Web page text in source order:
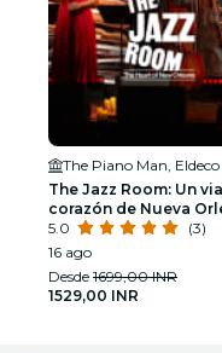
The Piano Man,
The Jazz Room: Un
corazón de Nueva
5.0
(3)
16 ago
Desde 1699,00 INR
1529,00 INR